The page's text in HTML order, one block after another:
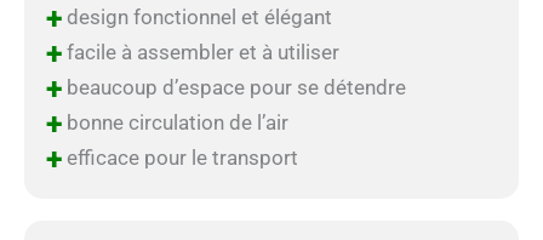
+design fonctionnel et élégant
+facile à assembler et à utiliser
+beaucoup d’espace pour se détendre
+bonne circulation de l’air
+efficace pour le transport